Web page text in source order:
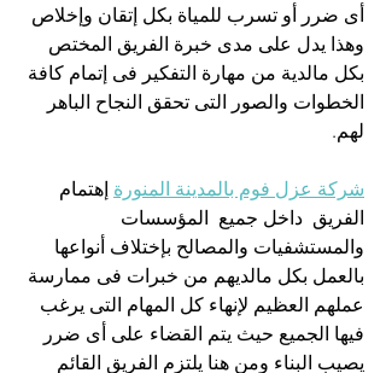
أى ضرر أو تسرب للمياة بكل إتقان وإخلاص
وهذا يدل على مدى خبرة الفريق المختص
بكل مالدية من مهارة التفكير فى إتمام كافة
الخطوات والصور التى تحقق النجاح الباهر
لهم.
شركة عزل فوم بالمدينة المنورة إهتمام
الفريق  داخل جميع  المؤسسات
والمستشفيات والمصالح بإختلاف أنواعها
بالعمل بكل مالديهم من خبرات فى ممارسة
عملهم العظيم لإنهاء كل المهام التى يرغب
فيها الجميع حيث يتم القضاء على أى ضرر
يصيب البناء ومن هنا يلتزم الفريق القائم